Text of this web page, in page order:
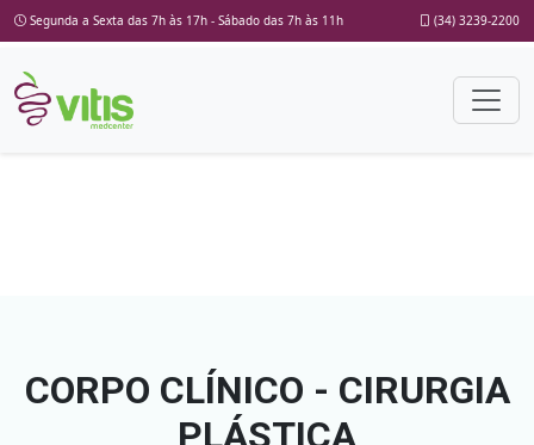
Segunda a Sexta das 7h às 17h - Sábado das 7h às 11h (34) 3239-2200
CORPO CLÍNICO - CIRURGIA
PLÁSTICA